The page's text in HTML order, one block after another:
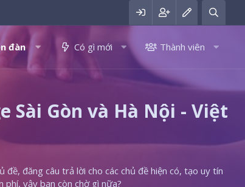
đàn Có gì mới Thành viên
Sài Gòn và Hà Nội - Việt
đăng câu trả lời cho các chủ đề hiện có, tạo uy tín
phí, vậy bạn còn chờ gì nữa?